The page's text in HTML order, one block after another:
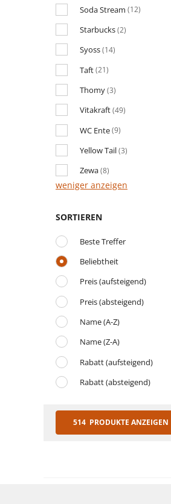
Soda Stream (12)
Starbucks(2)
Syoss(14)
Taft(21)
Thomy(3)
Vitakraft(49)
WC Ente(9)
Yellow Tail(3)
Zewa(8)
weniger anzeigen
SORTIEREN
Beste Treffer
Beliebtheit
Preis (aufsteigend)
Preis (absteigend)
Name (A-Z)
Name (Z-A)
Rabatt (aufsteigend)
Rabatt (absteigend)
514 PRODUKTE ANZEIGEN